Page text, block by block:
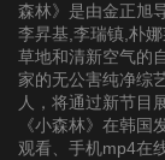
森林》是由金正旭
李昇基,李瑞镇,朴
草地和清新空气的
家的无公害纯净综
人，将通过新节目
《小森林》在韩
观看、手机mp4在